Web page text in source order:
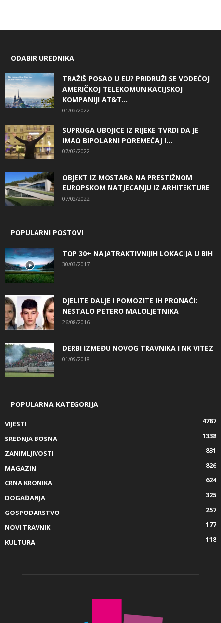
ODABIR UREDNIKA
TRAŽIŠ POSAO U EU? PRIDRUŽI SE VODEĆOJ
AMERIČKOJ TELEKOMUNIKACIJSKOJ
KOMPANIJI AT&T...
01/03/2022
SUPRUGA UBOJICE IZ RIJEKE TVRDI DA JE
IMAO BIPOLARNI POREMEĆAJ I...
07/02/2022
OBJEKT IZ MOSTARA NA PRESTIŽNOM
EUROPSKOM NATJECANJU IZ ARHITEKTURE
07/02/2022
POPULARNI POSTOVI
TOP 30+ NAJATRAKTIVNIJIH LOKACIJA U BIH
30/03/2017
DJELITE DALJE I POMOZITE IH PRONAĆI:
NESTALO PETERO MALOLJETNIKA
26/08/2016
DERBI IZMEĐU NOVOG TRAVNIKA I NK VITEZ
01/09/2018
POPULARNA KATEGORIJA
VIJESTI
4787
SREDNJA BOSNA
1338
ZANIMLJIVOSTI
831
MAGAZIN
826
CRNA KRONIKA
624
DOGAĐANJA
325
GOSPODARSTVO
257
NOVI TRAVNIK
177
KULTURA
118